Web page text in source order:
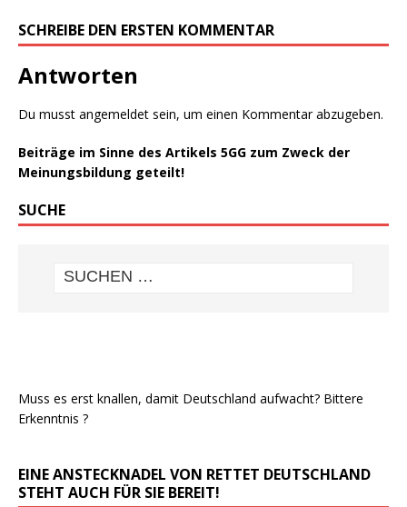
SCHREIBE DEN ERSTEN KOMMENTAR
Antworten
Du musst angemeldet sein, um einen Kommentar abzugeben.
Beiträge im Sinne des Artikels 5GG zum Zweck der
Meinungsbildung geteilt!
SUCHE
Muss es erst knallen, damit Deutschland aufwacht? Bittere
Erkenntnis ?
EINE ANSTECKNADEL VON RETTET DEUTSCHLAND
STEHT AUCH FÜR SIE BEREIT!